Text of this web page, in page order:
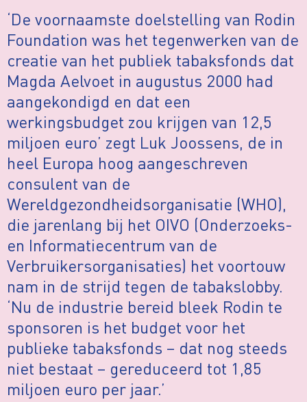
‘De voornaamste doelstelling van Rodin
Foundation was het tegenwerken van de
creatie van het publiek tabaksfonds dat
Magda Aelvoet in augustus 2000 had
aangekondigd en dat een
werkingsbudget zou krijgen van 12,5
miljoen euro’ zegt Luk Joossens, de in
heel Europa hoog aangeschreven
consulent van de
Wereldgezondheidsorganisatie (WHO),
die jarenlang bij het OIVO (Onderzoeks-
en Informatiecentrum van de
Verbruikersorganisaties) het voortouw
nam in de strijd tegen de tabakslobby.
‘Nu de industrie bereid bleek Rodin te
sponsoren is het budget voor het
publieke tabaksfonds – dat nog steeds
niet bestaat – gereduceerd tot 1,85
miljoen euro per jaar.’